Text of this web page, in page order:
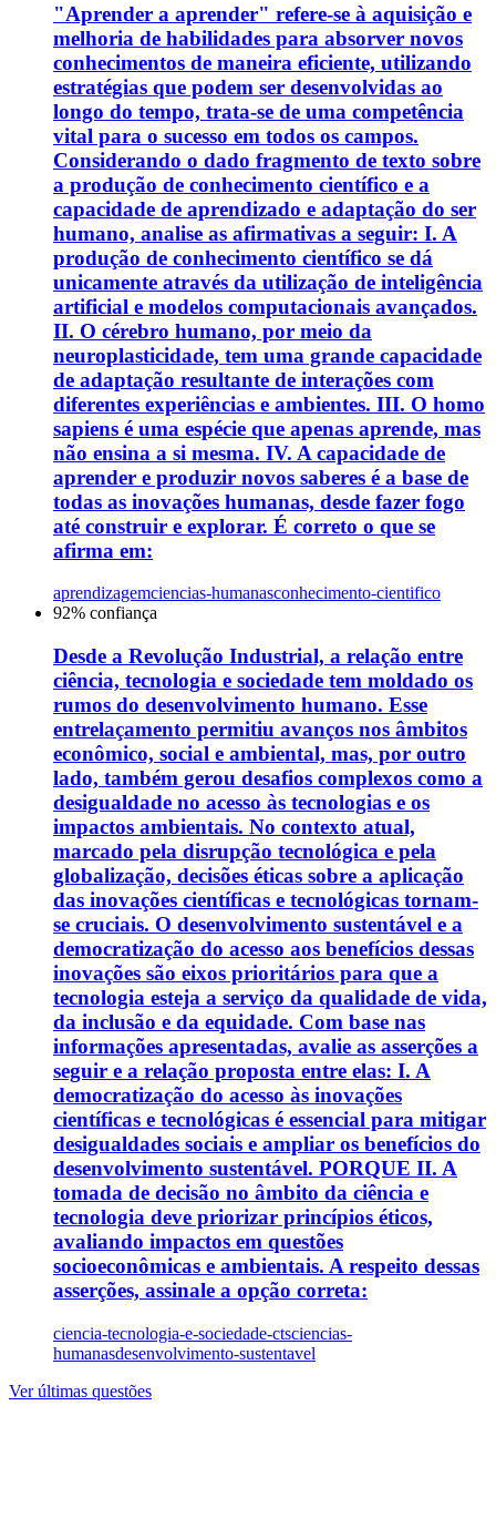
"Aprender a aprender" refere-se à aquisição e
melhoria de habilidades para absorver novos
conhecimentos de maneira eficiente, utilizando
estratégias que podem ser desenvolvidas ao
longo do tempo, trata-se de uma competência
vital para o sucesso em todos os campos.
Considerando o dado fragmento de texto sobre
a produção de conhecimento científico e a
capacidade de aprendizado e adaptação do ser
humano, analise as afirmativas a seguir: I. A
produção de conhecimento científico se dá
unicamente através da utilização de inteligência
artificial e modelos computacionais avançados.
II. O cérebro humano, por meio da
neuroplasticidade, tem uma grande capacidade
de adaptação resultante de interações com
diferentes experiências e ambientes. III. O homo
sapiens é uma espécie que apenas aprende, mas
não ensina a si mesma. IV. A capacidade de
aprender e produzir novos saberes é a base de
todas as inovações humanas, desde fazer fogo
até construir e explorar. É correto o que se
afirma em:
aprendizagemciencias-humanasconhecimento-cientifico
92% confiança
Desde a Revolução Industrial, a relação entre
ciência, tecnologia e sociedade tem moldado os
rumos do desenvolvimento humano. Esse
entrelaçamento permitiu avanços nos âmbitos
econômico, social e ambiental, mas, por outro
lado, também gerou desafios complexos como a
desigualdade no acesso às tecnologias e os
impactos ambientais. No contexto atual,
marcado pela disrupção tecnológica e pela
globalização, decisões éticas sobre a aplicação
das inovações científicas e tecnológicas tornam-
se cruciais. O desenvolvimento sustentável e a
democratização do acesso aos benefícios dessas
inovações são eixos prioritários para que a
tecnologia esteja a serviço da qualidade de vida,
da inclusão e da equidade. Com base nas
informações apresentadas, avalie as asserções a
seguir e a relação proposta entre elas: I. A
democratização do acesso às inovações
científicas e tecnológicas é essencial para mitigar
desigualdades sociais e ampliar os benefícios do
desenvolvimento sustentável. PORQUE II. A
tomada de decisão no âmbito da ciência e
tecnologia deve priorizar princípios éticos,
avaliando impactos em questões
socioeconômicas e ambientais. A respeito dessas
asserções, assinale a opção correta:
ciencia-tecnologia-e-sociedade-ctsciencias-
humanasdesenvolvimento-sustentavel
Ver últimas questões